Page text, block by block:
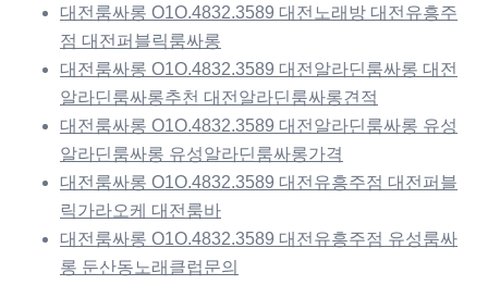
대전룸싸롱 O1O.4832.3589 대전노래방 대전유흥주
점 대전퍼블릭룸싸롱
대전룸싸롱 O1O.4832.3589 대전알라딘룸싸롱 대전
알라딘룸싸롱추천 대전알라딘룸싸롱견적
대전룸싸롱 O1O.4832.3589 대전알라딘룸싸롱 유성
알라딘룸싸롱 유성알라딘룸싸롱가격
대전룸싸롱 O1O.4832.3589 대전유흥주점 대전퍼블
릭가라오케 대전룸바
대전룸싸롱 O1O.4832.3589 대전유흥주점 유성룸싸
롱 둔산동노래클럽문의